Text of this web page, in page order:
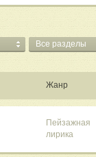
Все разделы
Жанр
Пейзажная
лирика